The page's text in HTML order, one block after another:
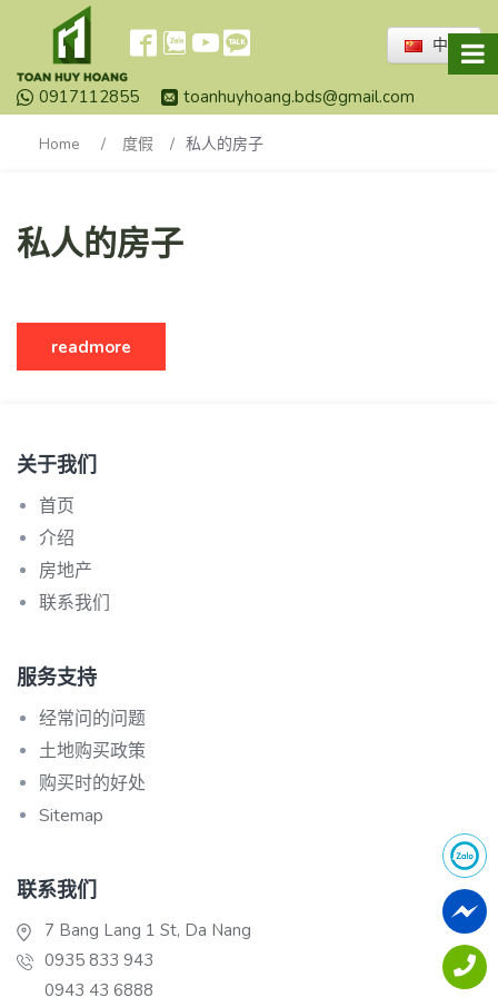
中文
0917112855 toanhuyhoang.bds@gmail.com
Home / 度假 / 私人的房子
私人的房子
readmore
关于我们
首页
介绍
房地产
联系我们
服务支持
经常问的问题
土地购买政策
购买时的好处
Sitemap
联系我们
7 Bang Lang 1 St, Da Nang
0935 833 943
0943 43 6888